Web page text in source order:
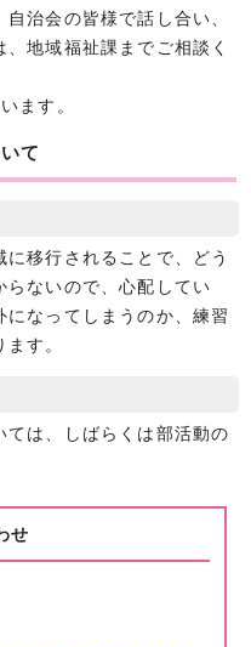
治会の皆様で話し合い、
地域福祉課までご相談く
ます。
て
移行されることで、どう
らないので、心配してい
なってしまうのか、練習
す。
は、しばらくは部活動の
せ